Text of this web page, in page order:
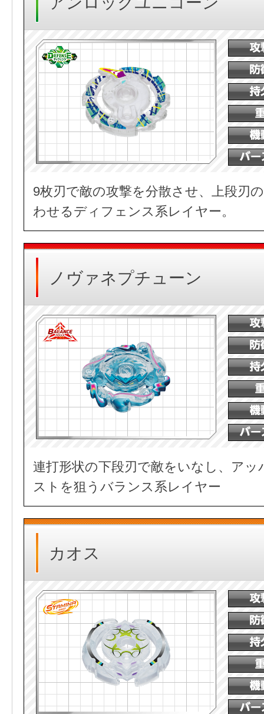
9枚刃で敵の攻撃を分散させ、上段刃
わせるディフェンス系レイヤー。
ノヴァネプチューン
連打形状の下段刃で敵をいなし、アッ
ストを狙うバランス系レイヤー
カオス